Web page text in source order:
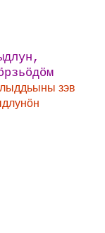
лыддьыны зэв